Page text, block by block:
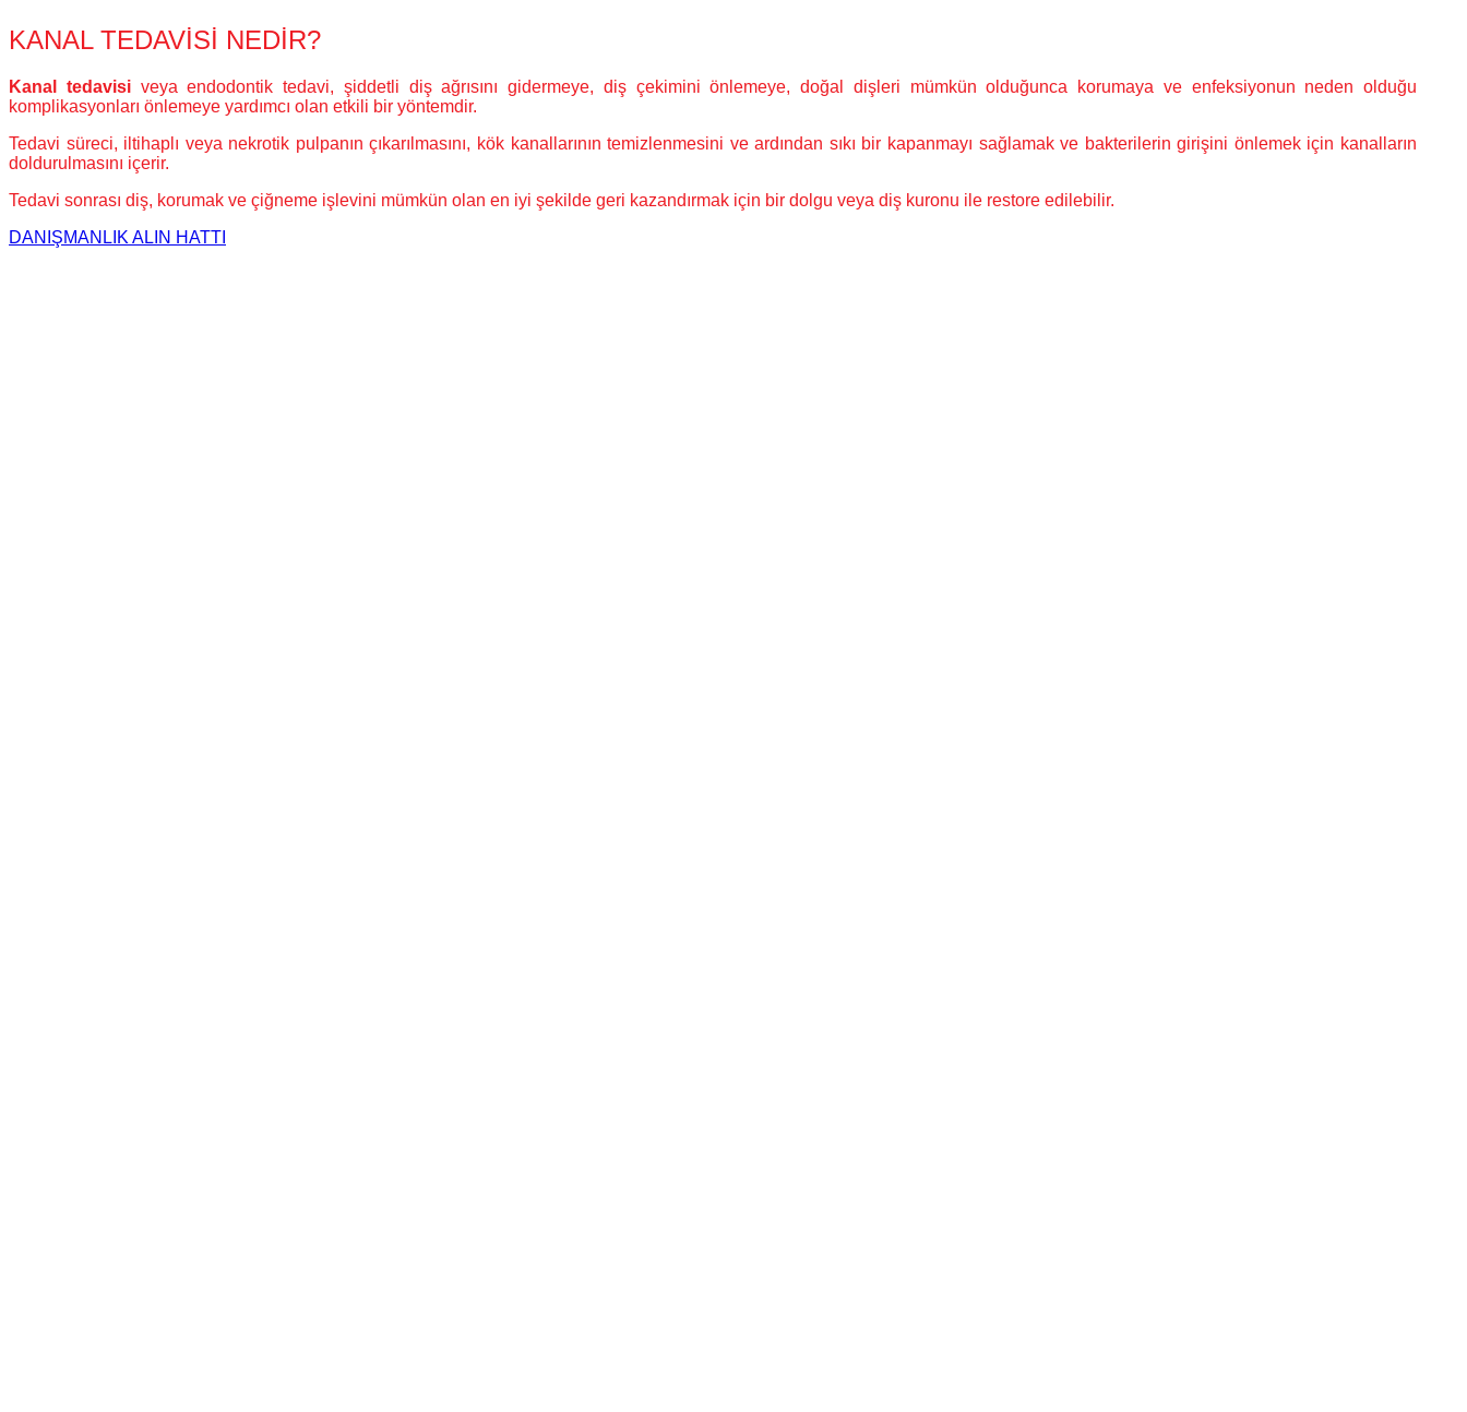
KANAL TEDAVİSİ NEDİR?
Kanal tedavisiveya endodontik tedavi, şiddetli diş ağrısını gidermeye, diş çekimini önlemeye, doğal dişleri mümkün olduğunca korumaya ve enfeksiyonun neden olduğu
komplikasyonları önlemeye yardımcı olan etkili bir yöntemdir.
Tedavi süreci, iltihaplı veya nekrotik pulpanın çıkarılmasını, kök kanallarının temizlenmesini ve ardından sıkı bir kapanmayı sağlamak ve bakterilerin girişini önlemek için kanalların
doldurulmasını içerir.
Tedavi sonrası diş, korumak ve çiğneme işlevini mümkün olan en iyi şekilde geri kazandırmak için bir dolgu veya diş kuronu ile restore edilebilir.
DANIŞMANLIK ALIN HATTI